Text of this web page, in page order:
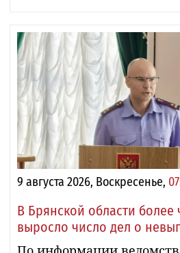
9 августа 2026, Воскресенье,
В Брянской области более
выросло число дел о